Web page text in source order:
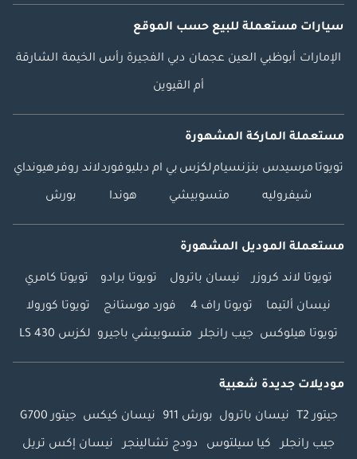
سيارات مستعملة للبيع حسب الموقع
الإمارات أبوظبي العين عجمان دبي الفجيرة رأس الخيمة الشارقة
أم القيوين
مستعملة الماركة المشهورة
تويوتا مرسيدس بنزنسياملكزس بي ام دبليوفوردلاند روفرهيونداي
شيفروليه متسوبيشي هوندا بورش
مستعملة الموديل المشهورة
تويوتا لاند كروزر نيسان باترول تويوتا برادو تويوتا كامري
نيسان ألتيما تويوتا راف 4 فورد موستانج تويوتا كورولا
تويوتا هيلوكس جيب رانجلر متسوبيشي باجيرو لكزس LS 430
موديلات جديدة شعبية
جيتور T2 نيسان باترول بورش 911 نيسان كيكس جيتور G700
جيب رانجلر كيا سيلتوس دودج تشالينجر نيسان إكس تريل